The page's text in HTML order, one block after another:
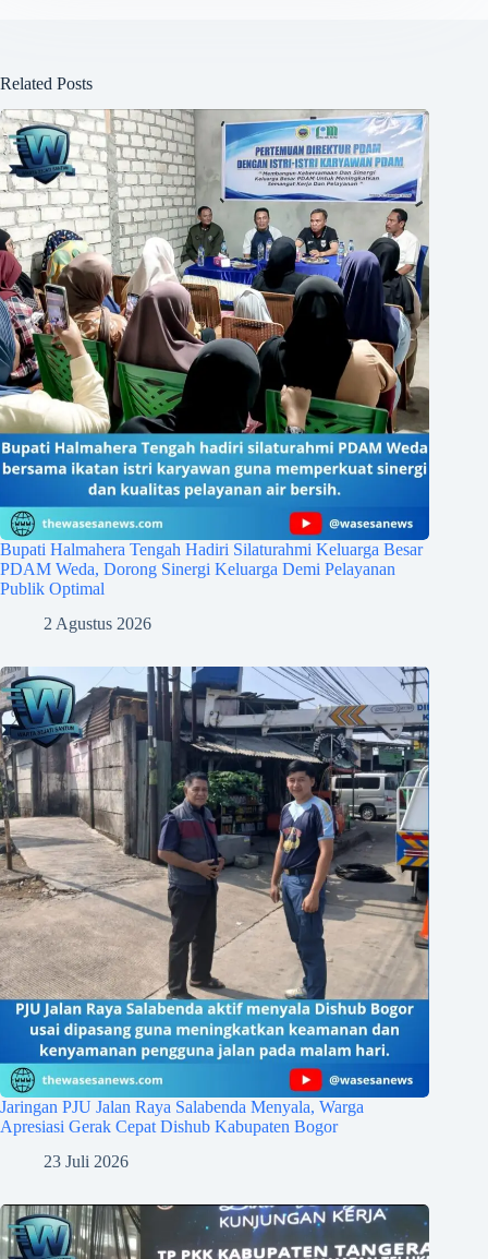
Related Posts
Bupati Halmahera Tengah Hadiri Silaturahmi Keluarga Besar
PDAM Weda, Dorong Sinergi Keluarga Demi Pelayanan
Publik Optimal
2 Agustus 2026
Jaringan PJU Jalan Raya Salabenda Menyala, Warga
Apresiasi Gerak Cepat Dishub Kabupaten Bogor
23 Juli 2026